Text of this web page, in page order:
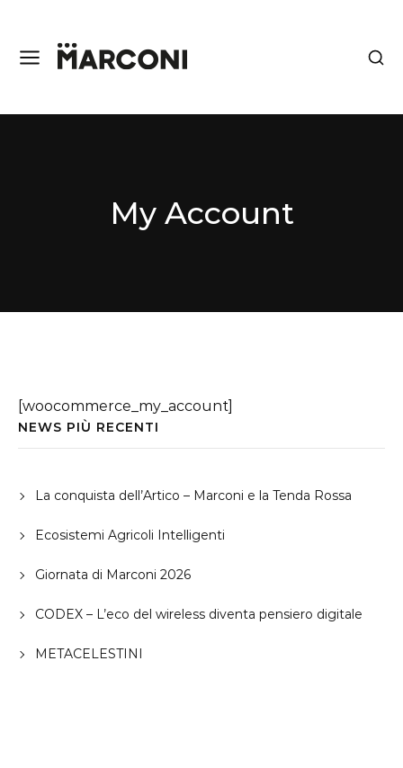
My Account
[woocommerce_my_account]
NEWS PIÙ RECENTI
La conquista dell’Artico – Marconi e la Tenda Rossa
Ecosistemi Agricoli Intelligenti
Giornata di Marconi 2026
CODEX – L’eco del wireless diventa pensiero digitale
METACELESTINI